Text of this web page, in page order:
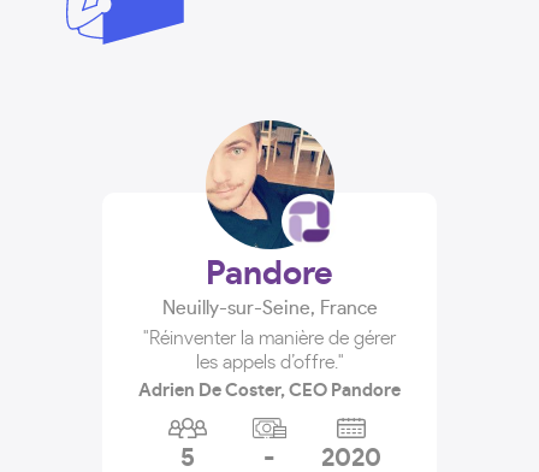
Pandore
Neuilly-sur-Seine, France
"Réinventer la manière de gérer
les appels d’offre."
Adrien De Coster, CEO Pandore
5 - 2020